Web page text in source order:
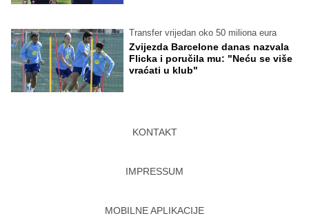
Transfer vrijedan oko 50 miliona eura
Zvijezda Barcelone danas nazvala
Flicka i poručila mu: "Neću se više
vraćati u klub"
KONTAKT
IMPRESSUM
MOBILNE APLIKACIJE